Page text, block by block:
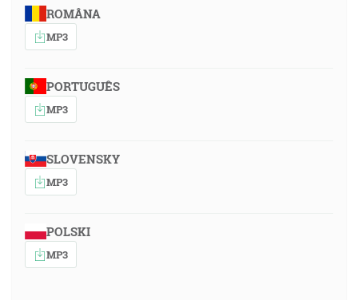
ROMÂNA
MP3
PORTUGUÊS
MP3
SLOVENSKY
MP3
POLSKI
MP3